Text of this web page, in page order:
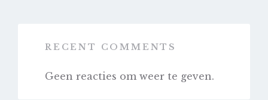
RECENT COMMENTS
Geen reacties om weer te geven.